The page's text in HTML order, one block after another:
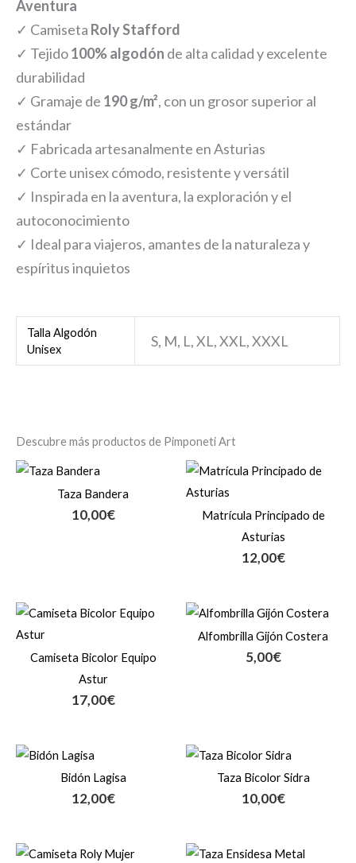
Aventura
✓ Camiseta Roly Stafford
✓ Tejido100% algodón de alta calidad y excelente
durabilidad
✓ Gramaje de 190 g/m², con un grosor superior al
estándar
✓ Fabricada artesanalmente en Asturias
✓ Corte unisex cómodo, resistente y versátil
✓ Inspirada en la aventura, la exploración y el
autoconocimiento
✓ Ideal para viajeros, amantes de la naturaleza y
espíritus inquietos
Talla Algodón
Unisex
S, M, L, XL, XXL, XXXL
Descubre más productos de Pimponeti Art
Taza Bandera
10,00€
Matrícula Principado de
Asturias
12,00€
Camiseta Bicolor Equipo
Astur
17,00€
Alfombrilla Gijón Costera
5,00€
Bidón Lagisa
12,00€
Taza Bicolor Sidra
10,00€